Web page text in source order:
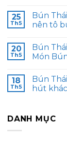
25
Th5
Bún
nên tô
20
Th5
Bún
Món
18
Th5
Bún
hút
DANH MỤC